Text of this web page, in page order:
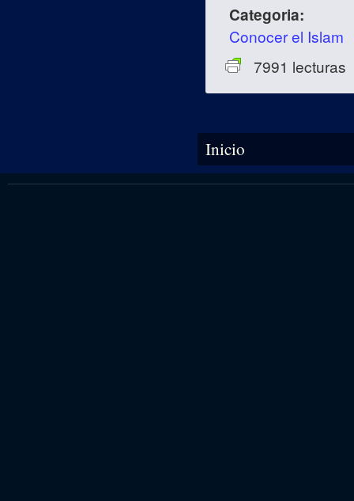
Categoria:
Conocer el Islam
7991 lecturas
Se encuentra usted aquí
Inicio